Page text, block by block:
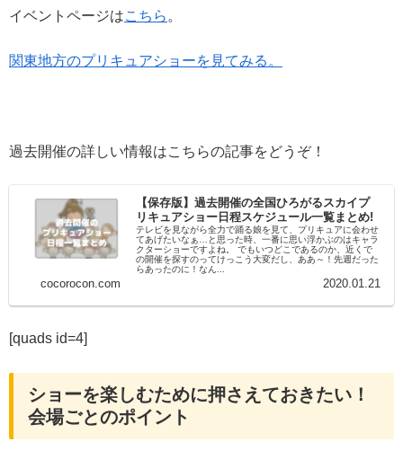
イベントページはこちら 。
関東地方のプリキュアショーを見てみる。
過去開催の詳しい情報はこちらの記事をどうぞ！
【保存版】過去開催の全国ひろがるスカイプ
リキュアショー日程スケジュール一覧まとめ!
テレビを見ながら全力で踊る娘を見て、プリキュアに会わせ
てあげたいなぁ…と思った時、一番に思い浮かぶのはキャラ
クターショーですよね。 でもいつどこであるのか、近くで
の開催を探すのってけっこう大変だし、ああ～！先週だった
らあったのに！なん...
cocorocon.com 2020.01.21
[quads id=4]
ショーを楽しむために押さえておきたい！
会場ごとのポイント